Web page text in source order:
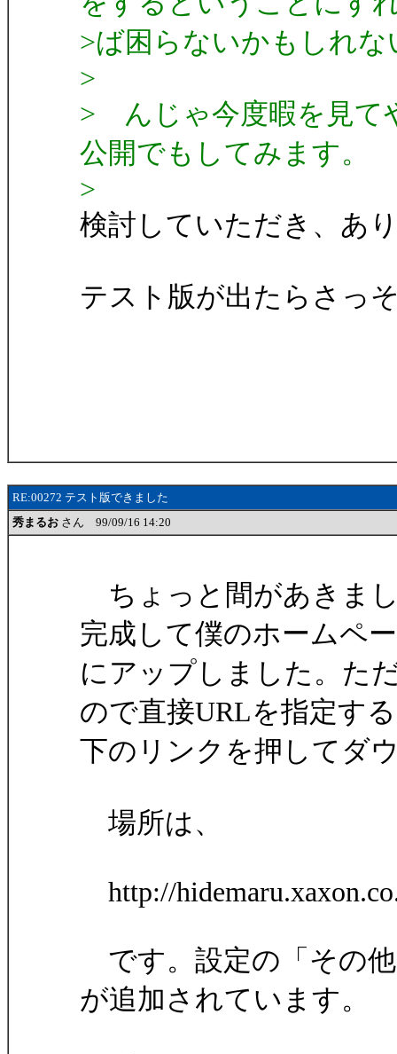
>ば困らないかもしれ
>
> んじゃ今度暇を見て
公開でもしてみます。
>
検討していただき、あ
テスト版が出たらさっ
RE:00272 テスト版できました
秀まるお さん 99/09/16 14:20
ちょっと間があきま
完成して僕のホームペ
にアップしました。た
ので直接URLを指定す
下のリンクを押してダ
場所は、
http://
です。設定の「その
が追加されています。